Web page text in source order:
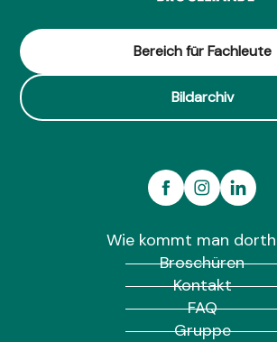
Bereich für Fachleute
Bildarchiv
Wie kommt man
Broschüren
Kontakt
FAQ
Gruppe